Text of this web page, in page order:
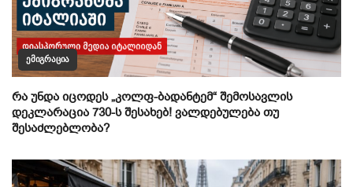
ᲔᲛᲘᲒᲠᲐᲪᲘᲐ
რა უნდა იცოდეს „კოლფ-ბადანტემ“ შემოსავლის
დეკლარაცია 730-ს შესახებ! ვალდებულება თუ
შესაძლებლობა?